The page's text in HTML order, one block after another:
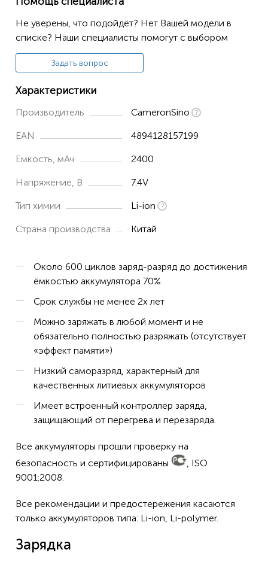
VIG
VR8810
Не уверены, что подойдёт? Нет Вашей модели в
списке? Наши специалисты помогут с выбором
Задать вопрос
Характеристики
Производитель CameronSino
EAN 4894128157199
Емкость, мАч 2400
Напряжение, В 7.4V
Тип химии Li-ion
Страна производства Китай
Около 600 циклов заряд-разряд до достижения
ёмкостью аккумулятора 70%
Срок службы не менее 2х лет
Можно заряжать в любой момент и не
обязательно полностью разряжать (отсутствует
«эффект памяти»)
Низкий саморазряд, характерный для
качественных литиевых аккумуляторов
Имеет встроенный контроллер заряда,
защищающий от перегрева и перезаряда.
Все аккумуляторы прошли проверку на
безопасность и сертифицированы
, ISO
9001:2008.
Все рекомендации и предостережения касаются
только аккумуляторов типа: Li-ion, Li-polymer.
Зарядка